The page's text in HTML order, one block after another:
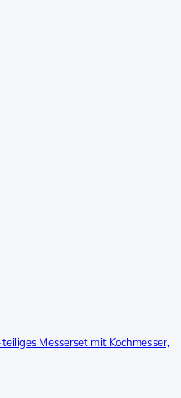
Messerset mit Kochmesser,